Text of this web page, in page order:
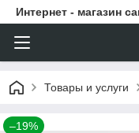
Интернет - магазин
Товары и услуги
–19%